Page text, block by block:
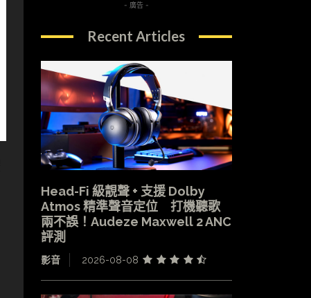
- 廣告 -
Recent Articles
Head-Fi 級靚聲 + 支援 Dolby
Atmos 精準聲音定位 打機聽歌
兩不誤！Audeze Maxwell 2 ANC
評測
影音 2026-08-08